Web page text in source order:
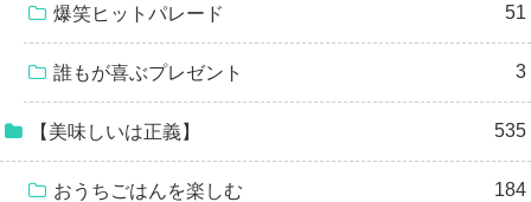
爆笑ヒットパレード 51
誰もが喜ぶプレゼント 3
【美味しいは正義】 535
おうちごはんを楽しむ 184